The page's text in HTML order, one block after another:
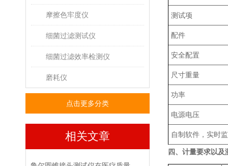
摩擦色牢度仪
细菌过滤测试仪
细菌过滤效率检测仪
磨耗仪
点击更多分类
相关文章
测试项
配件
安全配置
尺寸重量
功率
电源电压
自制软件，实时
四、计量要求以及